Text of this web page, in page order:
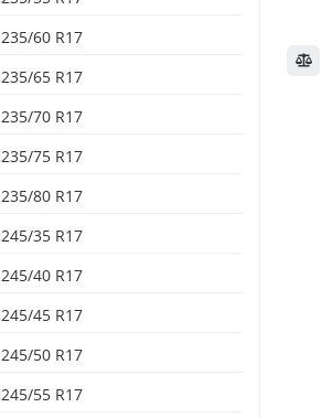
235/60 R17
235/65 R17
235/70 R17
235/75 R17
235/80 R17
245/35 R17
245/40 R17
245/45 R17
245/50 R17
245/55 R17